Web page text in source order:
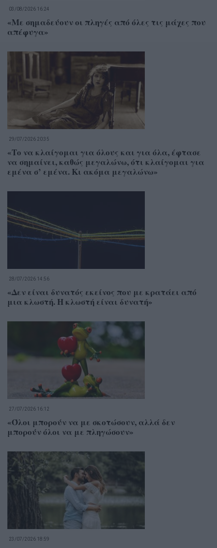
03/08/2026 16:24
«Με σημαδεύουν οι πληγές από όλες τις μάχες που
απέφυγα»
29/07/2026 20:35
«Το να κλαίγομαι για όλους και για όλα, έφτασε
να σημαίνει, καθώς μεγαλώνω, ότι κλαίγομαι για
εμένα σ’ εμένα. Κι ακόμα μεγαλώνω»
28/07/2026 14:56
«Δεν είναι δυνατός εκείνος που με κρατάει από
μια κλωστή. Η κλωστή είναι δυνατή»
27/07/2026 16:12
«Όλοι μπορούν να με σκοτώσουν, αλλά δεν
μπορούν όλοι να με πληγώσουν»
23/07/2026 18:59